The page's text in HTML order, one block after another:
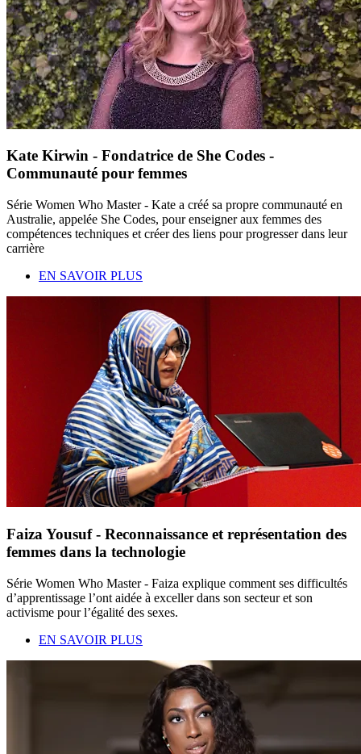
Kate Kirwin - Fondatrice de She Codes -
Communauté pour femmes
Série Women Who Master - Kate a créé sa propre communauté en
Australie, appelée She Codes, pour enseigner aux femmes des
compétences techniques et créer des liens pour progresser dans leur
carrière
EN SAVOIR PLUS
Faiza Yousuf - Reconnaissance et représentation des
femmes dans la technologie
Série Women Who Master - Faiza explique comment ses difficultés
d’apprentissage l’ont aidée à exceller dans son secteur et son
activisme pour l’égalité des sexes.
EN SAVOIR PLUS